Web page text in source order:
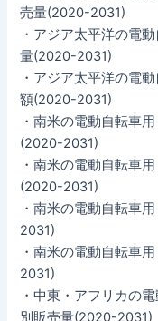
売量(2020-2031)
・アジア太平洋の電
量(2020-2031)
・アジア太平洋の電
額(2020-2031)
・南米の電動自転車
(2020-2031)
・南米の電動自転車
(2020-2031)
・南米の電動自転車
2031)
・南米の電動自転車
2031)
・中東・アフリカの
別販売量(2020-2031)